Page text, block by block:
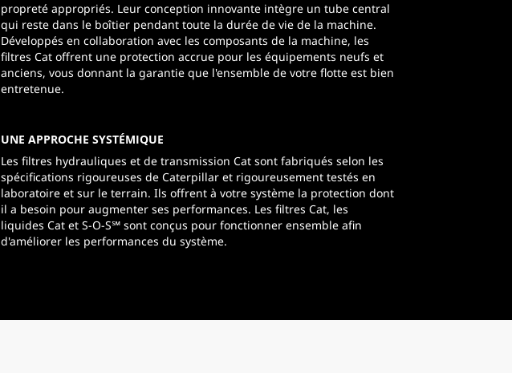
propreté appropriés. Leur conception innovante intègre un tube central
qui reste dans le boîtier pendant toute la durée de vie de la machine.
Développés en collaboration avec les composants de la machine, les
filtres Cat offrent une protection accrue pour les équipements neufs et
anciens, vous donnant la garantie que l'ensemble de votre flotte est bien
entretenue.
UNE APPROCHE SYSTÉMIQUE
Les filtres hydrauliques et de transmission Cat sont fabriqués selon les
spécifications rigoureuses de Caterpillar et rigoureusement testés en
laboratoire et sur le terrain. Ils offrent à votre système la protection dont
il a besoin pour augmenter ses performances. Les filtres Cat, les
liquides Cat et S-O-S℠ sont conçus pour fonctionner ensemble afin
d'améliorer les performances du système.